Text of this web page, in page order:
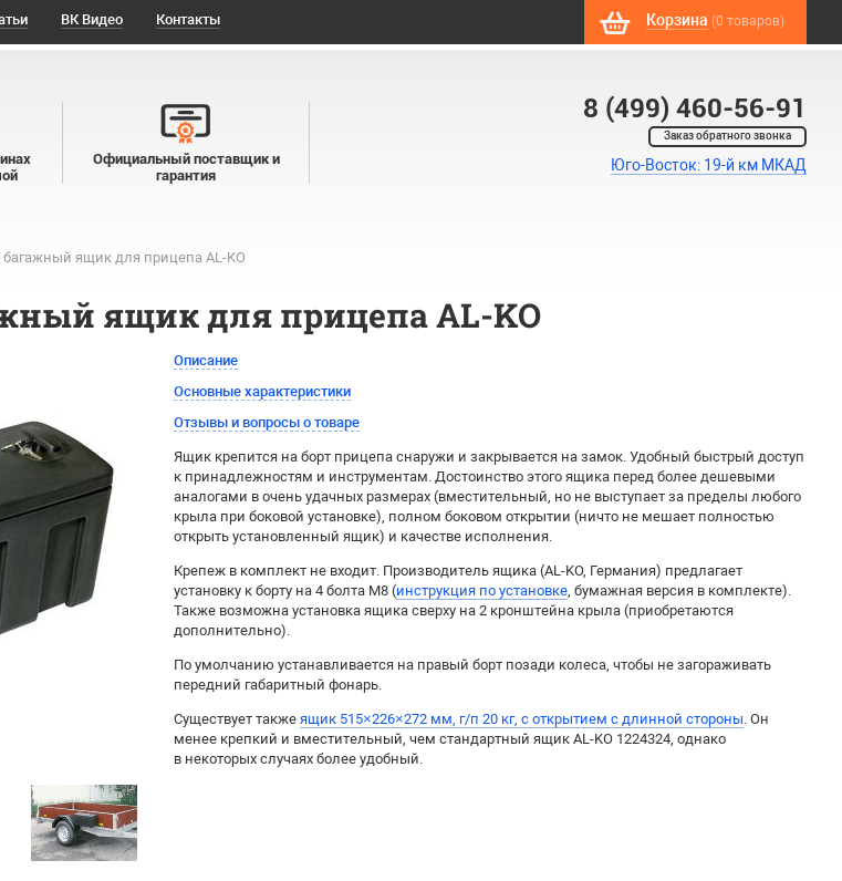
ВК Видео Контакты Корзина (0 товаров)
8 (499) 460-56-91
Заказ обратного звонка
Юго-Восток: 19-й км МКАД
Официальный поставщик и
гарантия
багажный ящик для прицепа AL-KO
ящик для прицепа AL-KO
Описание
Основные характеристики
Отзывы и вопросы о товаре
Ящик крепится на борт прицепа снаружи и закрывается на замок. Удобный быстрый доступ
к принадлежностям и инструментам. Достоинство этого ящика перед более дешевыми
аналогами в очень удачных размерах (вместительный, но не выступает за пределы любого
крыла при боковой установке), полном боковом открытии (ничто не мешает полностью
открыть установленный ящик) и качестве исполнения.
Крепеж в комплект не входит. Производитель ящика (AL-KO, Германия) предлагает
установку к борту на 4 болта М8 (инструкция по установке, бумажная версия в комплекте).
Также возможна установка ящика сверху на 2 кронштейна крыла (приобретаются
дополнительно).
По умолчанию устанавливается на правый борт позади колеса, чтобы не загораживать
передний габаритный фонарь.
Существует также ящик 515×226×272 мм, г/п 20 кг, с открытием с длинной стороны. Он
менее крепкий и вместительный, чем стандартный ящик AL-KO 1224324, однако
в некоторых случаях более удобный.